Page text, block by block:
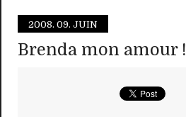
2008. 09. JUIN
Brenda mon amour !